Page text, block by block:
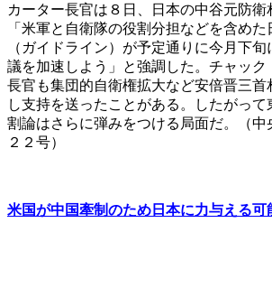
カーター長官は８日、日本の中谷元防衛
「米軍と自衛隊の役割分担などを含め
（ガイドライン）が予定通りに今月下
議を加速しよう」と強調した。チャック
長官も集団的自衛権拡大など安倍晋三首
し支持を送ったことがある。したがっ
割論はさらに弾みをつける局面だ。（中
２２号）
米国が中国牽制のため日本に力与える可